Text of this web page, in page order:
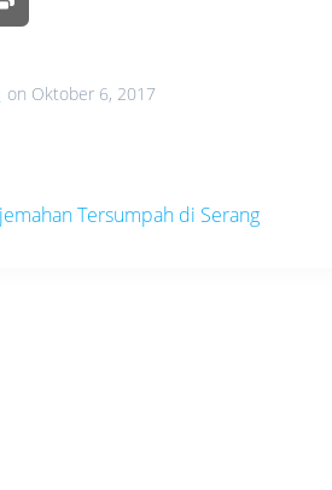
on Oktober 6, 2017
Tersumpah di Serang